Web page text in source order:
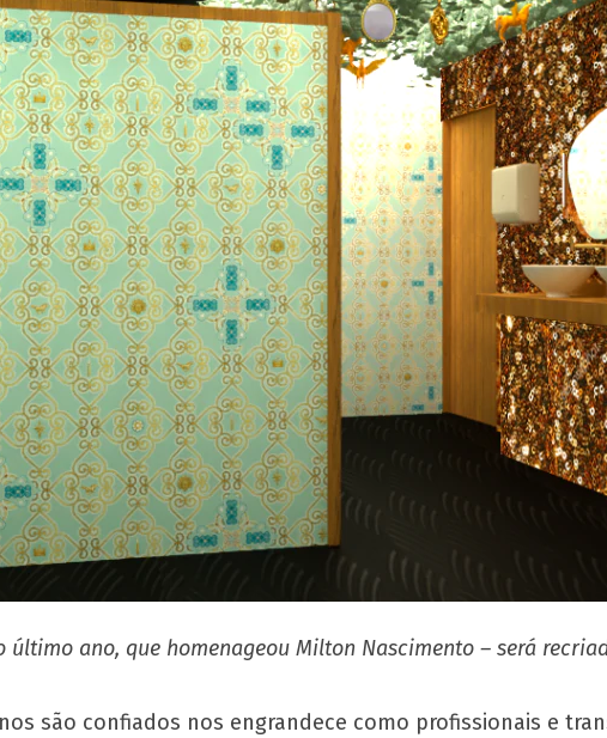
último ano, que homenageou Milton Nascimento – será
são confiados nos engrandece como profissionais e